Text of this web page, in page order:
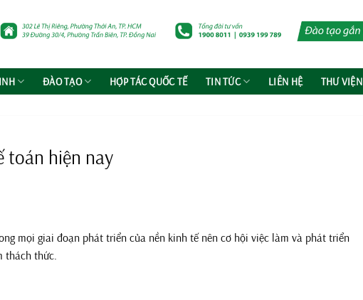
ĐÀO TẠO HỢP TÁC QUỐC TẾ TIN TỨC LIÊN HỆ THƯ VIỆN
toán hiện nay
mọi giai đoạn phát triển của nền kinh tế nên cơ hội việc làm và phát triển
thách thức.